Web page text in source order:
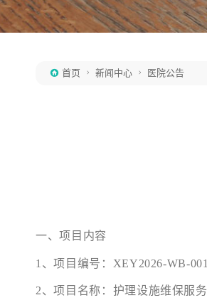
 首页  新闻中心  医院公告
一、项目内容
1、项目编号：XEY2026-WB-001
2、项目名称：护理设施维保服务